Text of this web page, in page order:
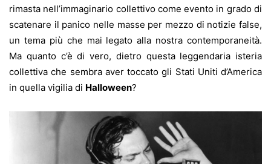
rimasta nell’immaginario collettivo come evento in grado di
scatenare il panico nelle masse per mezzo di notizie false,
un tema più che mai legato alla nostra contemporaneità.
Ma quanto c’è di vero, dietro questa leggendaria isteria
collettiva che sembra aver toccato gli Stati Uniti d’America
in quella vigilia di Halloween?